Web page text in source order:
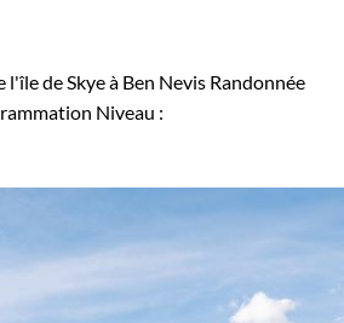
l'île de Skye à Ben Nevis Randonnée
Niveau :